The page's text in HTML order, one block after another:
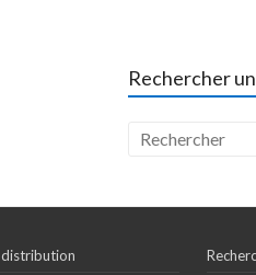
Rechercher
distribution